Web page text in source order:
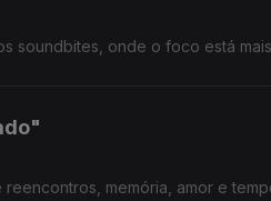
soundbites, onde o foco está
reencontros, memória, amor e